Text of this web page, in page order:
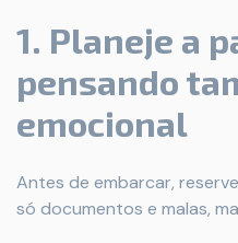
1. Planeje a
pensando
emocional
Antes de embarcar,
só documentos e malas,